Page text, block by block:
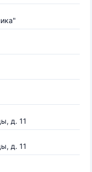
д. 11
д. 11